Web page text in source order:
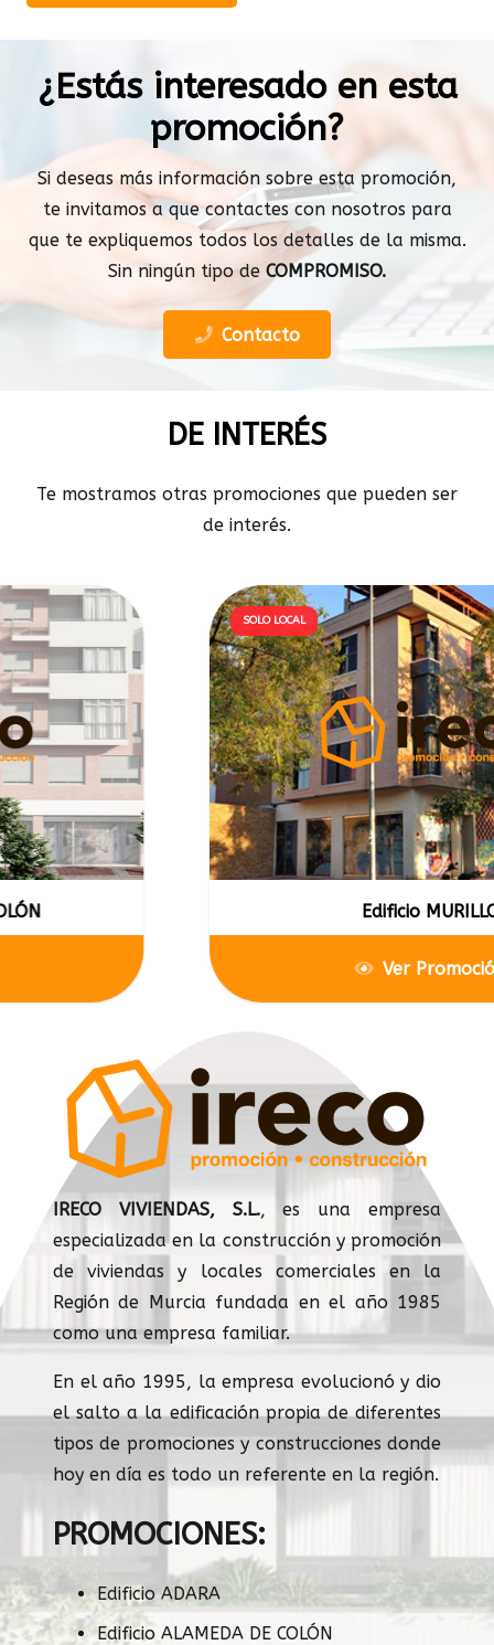
¿Estás interesado en esta
promoción?
Si deseas más información sobre esta promoción,
te invitamos a que contactes con nosotros para
que te expliquemos todos los detalles de la misma.
Sin ningún tipo de COMPROMISO.
Contacto
DE INTERÉS
Te mostramos otras promociones que pueden ser
de interés.
SOLO LOCAL
Edificio MURILLO
Ver Promoción
IRECO VIVIENDAS, S.L., es una empresa
especializada en la construcción y promoción
de viviendas y locales comerciales en la
Región de Murcia fundada en el año 1985
como una empresa familiar.
En el año 1995, la empresa evolucionó y dio
el salto a la edificación propia de diferentes
tipos de promociones y construcciones donde
hoy en día es todo un referente en la región.
PROMOCIONES:
Edificio ADARA
Edificio ALAMEDA DE COLÓN